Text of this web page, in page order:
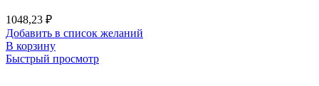
1048,23 ₽
Добавить в список желаний
В корзину
Быстрый просмотр